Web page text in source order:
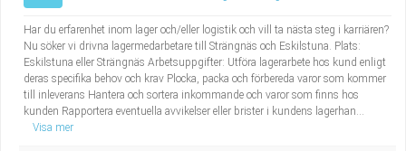
Har du erfarenhet inom lager och/eller logistik och vill ta nästa steg i karriären?
Nu söker vi drivna lagermedarbetare till Strängnäs och Eskilstuna. Plats:
Eskilstuna eller Strängnäs Arbetsuppgifter: Utföra lagerarbete hos kund enligt
deras specifika behov och krav Plocka, packa och förbereda varor som kommer
till inleverans Hantera och sortera inkommande och varor som finns hos
kunden Rapportera eventuella avvikelser eller brister i kundens lagerhan...
Visa mer